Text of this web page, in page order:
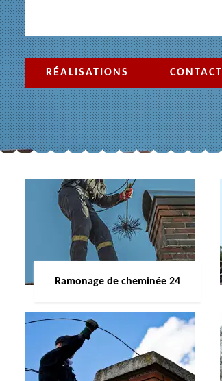
RÉALISATIONS CONTACT
Ramonage de cheminée 24